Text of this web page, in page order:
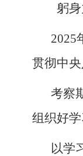
躬
2025
贯彻中央
考察
组织好
以学